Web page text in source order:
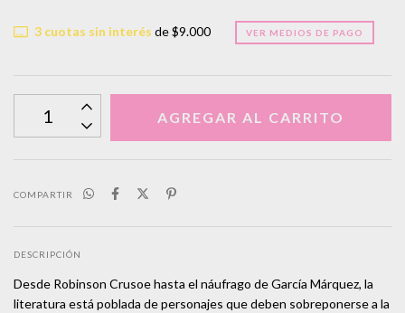
3cuotas sin interés de$9.000 VER MEDIOS DE PAGO
COMPARTIR
DESCRIPCIÓN
Desde Robinson Crusoe hasta el náufrago de García Márquez, la
literatura está poblada de personajes que deben sobreponerse a la